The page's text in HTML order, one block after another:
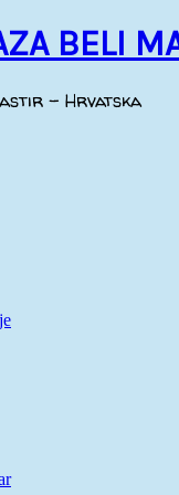
BELI
- Hrvatska